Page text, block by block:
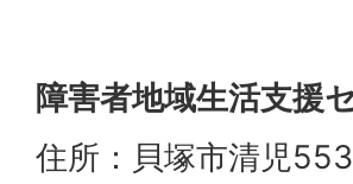
障害者地域生活支援
住所：貝塚市清児